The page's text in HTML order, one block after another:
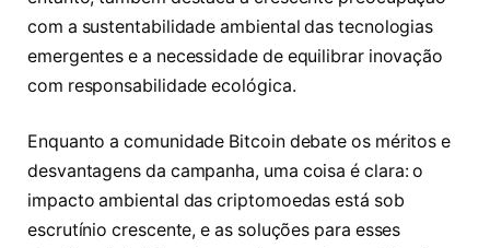
com a sustentabilidade ambiental das tecnologias
emergentes e a necessidade de equilibrar inovação
com responsabilidade ecológica.
Enquanto a comunidade Bitcoin debate os méritos e
desvantagens da campanha, uma coisa é clara: o
impacto ambiental das criptomoedas está sob
escrutínio crescente, e as soluções para esses